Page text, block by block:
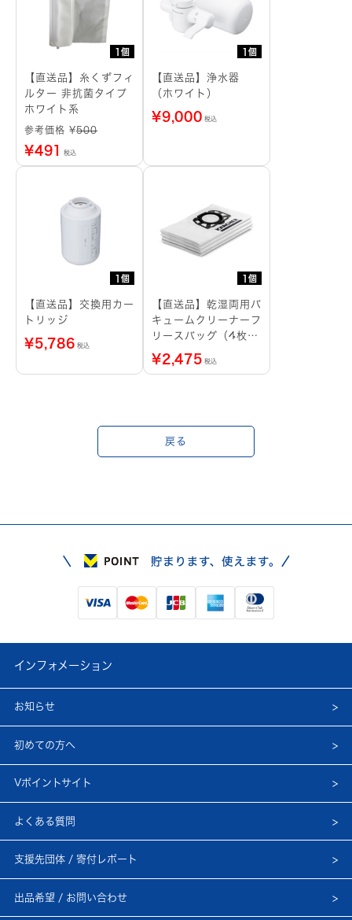
1個
【直送品】糸くずフィ
ルター 非抗菌タイプ
ホワイト系
参考価格 ¥500
¥491 税込
1個
【直送品】浄水器
（ホワイト）
¥9,000 税込
1個
【直送品】交換用カー
トリッジ
¥5,786 税込
1個
【直送品】乾湿両用バ
キュームクリーナーフ
リースバッグ（4枚入
り） WD 2 Plus、
WD 3 S用
¥2,475 税込
戻る
インフォメーション
お知らせ
初めての方へ
Vポイントサイト
よくある質問
支援先団体 / 寄付レポート
出品希望 / お問い合わせ